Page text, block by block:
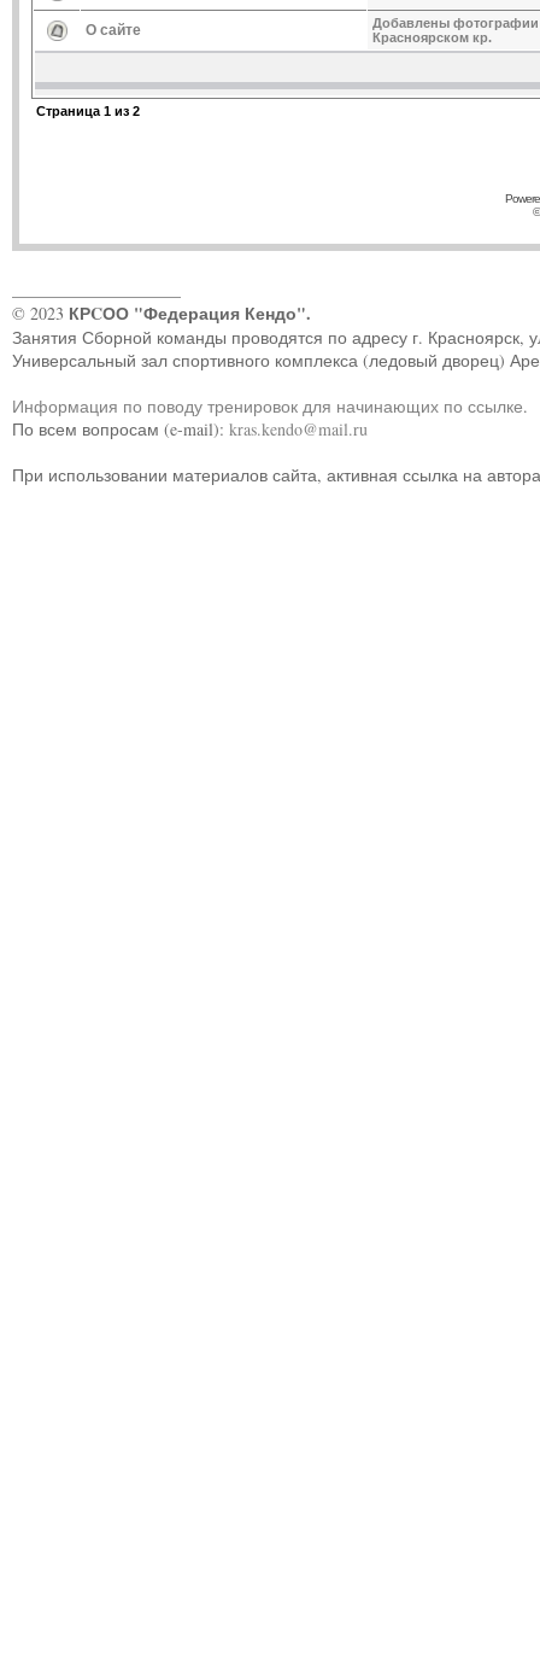
О сайте
Добавлены фотографии
Красноярском кр.
Страница 1 из 2
© 2023 КРCОО "Федерация Кендо".
Занятия Сборной команды проводятся по адресу г. Красноярск,
Универсальный зал спортивного комплекса (ледовый дворец)
Информация по поводу тренировок для начинающих по ссылке.
По всем вопросам (e-mail): kras.kendo@mail.ru
При использовании материалов сайта, активная ссылка на